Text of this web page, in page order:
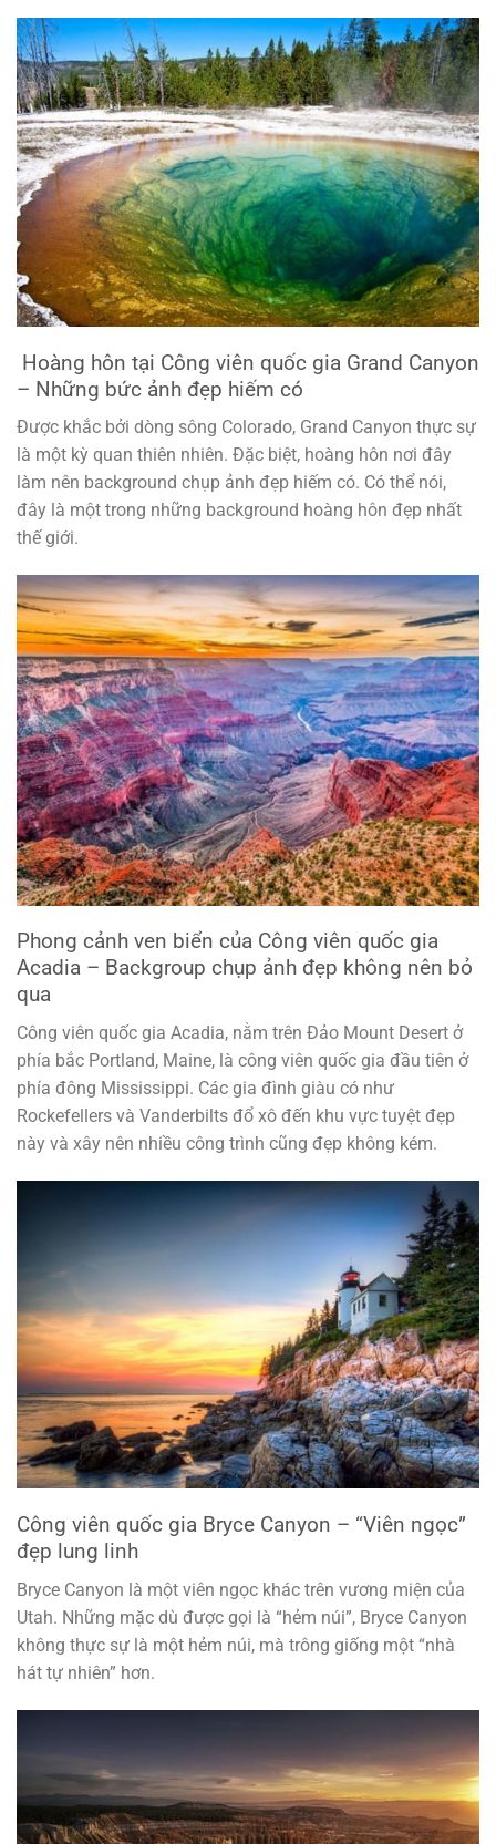
Hoàng hôn tại Công viên quốc gia Grand Canyon
– Những bức ảnh đẹp hiếm có
Được khắc bởi dòng sông Colorado, Grand Canyon thực sự
là một kỳ quan thiên nhiên. Đặc biệt, hoàng hôn nơi đây
làm nên background chụp ảnh đẹp hiếm có. Có thể nói,
đây là một trong những background hoàng hôn đẹp nhất
thế giới.
Phong cảnh ven biển của Công viên quốc gia
Acadia – Backgroup chụp ảnh đẹp không nên bỏ
qua
Công viên quốc gia Acadia, nằm trên Đảo Mount Desert ở
phía bắc Portland, Maine, là công viên quốc gia đầu tiên ở
phía đông Mississippi. Các gia đình giàu có như
Rockefellers và Vanderbilts đổ xô đến khu vực tuyệt đẹp
này và xây nên nhiều công trình cũng đẹp không kém.
Công viên quốc gia Bryce Canyon – “Viên ngọc”
đẹp lung linh
Bryce Canyon là một viên ngọc khác trên vương miện của
Utah. Những mặc dù được gọi là “hẻm núi”, Bryce Canyon
không thực sự là một hẻm núi, mà trông giống một “nhà
hát tự nhiên” hơn.